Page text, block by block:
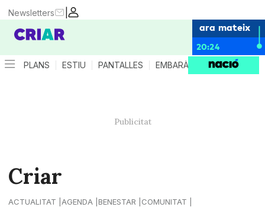
|
Newsletters
ara mateix
20:24
PLANS ESTIU PANTALLES EMBARÀS CRIANÇA
Criar
ACTUALITAT AGENDA BENESTAR
COMUNITAT